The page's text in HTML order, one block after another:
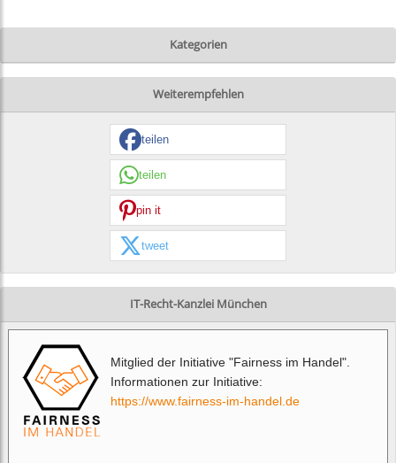
Kategorien
Weiterempfehlen
teilen
teilen
pin it
tweet
IT-Recht-Kanzlei München
Mitglied der Initiative "Fairness im Handel".
Informationen zur Initiative:
https://www.fairness-im-handel.de